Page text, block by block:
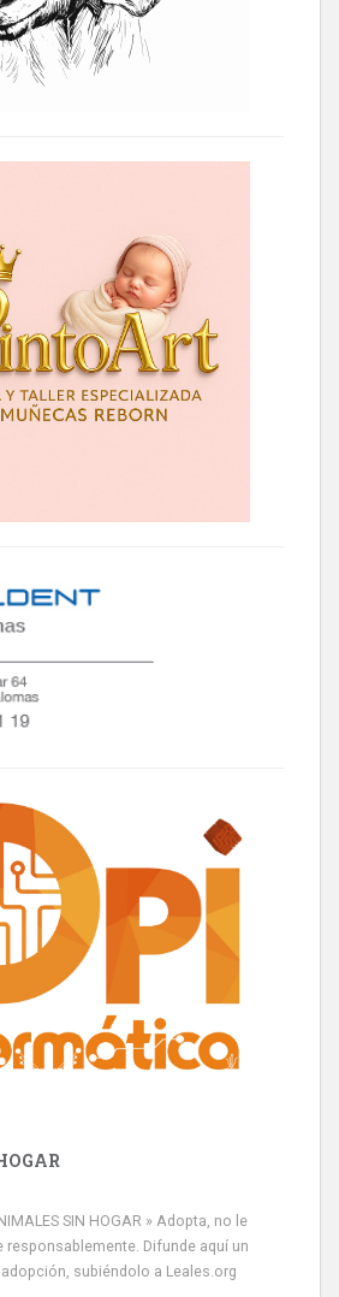
SIN HOGAR » Adopta, no le
responsablemente. Difunde aquí un
subiéndolo a Leales.org